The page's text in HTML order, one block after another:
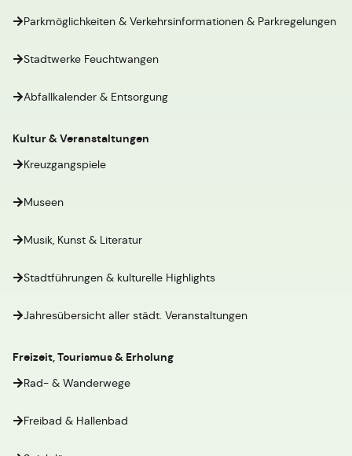
Parkmöglichkeiten & Verkehrsinformationen & Parkregelungen
Stadtwerke Feuchtwangen
Abfallkalender & Entsorgung
Kultur & Veranstaltungen
Kreuzgangspiele
Museen
Musik, Kunst & Literatur
Stadtführungen & kulturelle Highlights
Jahresübersicht aller städt. Veranstaltungen
Freizeit, Tourismus & Erholung
Rad- & Wanderwege
Freibad & Hallenbad